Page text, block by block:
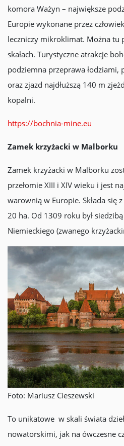
komora Ważyn – największe
Europie wykonane przez
leczniczy mikroklimat. Można tu
skałach. Turystyczne atrakcje
podziemna przeprawa łodziami,
oraz zjazd najdłuższą 140 m
kopalni.
https://bochnia-mine.eu
Zamek krzyżacki w Malborku
Zamek krzyżacki w Malborku
przełomie XIII i XIV wieku i jest
warownią w Europie. Składa się
20 ha. Od 1309 roku był
Niemieckiego (zwanego
Foto: Mariusz Cieszewski
To unikatowe w skali świata
nowatorskimi, jak na ówczesne